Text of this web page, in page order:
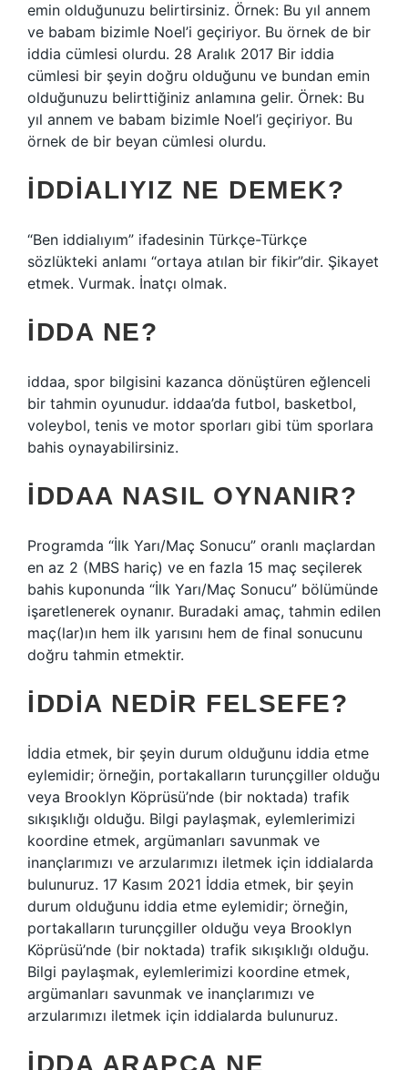
emin olduğunuzu belirtirsiniz. Örnek: Bu yıl annem
ve babam bizimle Noel’i geçiriyor. Bu örnek de bir
iddia cümlesi olurdu. 28 Aralık 2017 Bir iddia
cümlesi bir şeyin doğru olduğunu ve bundan emin
olduğunuzu belirttiğiniz anlamına gelir. Örnek: Bu
yıl annem ve babam bizimle Noel’i geçiriyor. Bu
örnek de bir beyan cümlesi olurdu.
İDDIALIYIZ NE DEMEK?
“Ben iddialıyım” ifadesinin Türkçe-Türkçe
sözlükteki anlamı “ortaya atılan bir fikir”dir. Şikayet
etmek. Vurmak. İnatçı olmak.
İDDA NE?
iddaa, spor bilgisini kazanca dönüştüren eğlenceli
bir tahmin oyunudur. iddaa’da futbol, ​​basketbol, ​​
voleybol, tenis ve motor sporları gibi tüm sporlara
bahis oynayabilirsiniz.
İDDAA NASIL OYNANIR?
Programda “İlk Yarı/Maç Sonucu” oranlı maçlardan
en az 2 (MBS hariç) ve en fazla 15 maç seçilerek
bahis kuponunda “İlk Yarı/Maç Sonucu” bölümünde
işaretlenerek oynanır. Buradaki amaç, tahmin edilen
maç(lar)ın hem ilk yarısını hem de final sonucunu
doğru tahmin etmektir.
İDDIA NEDIR FELSEFE?
İddia etmek, bir şeyin durum olduğunu iddia etme
eylemidir; örneğin, portakalların turunçgiller olduğu
veya Brooklyn Köprüsü’nde (bir noktada) trafik
sıkışıklığı olduğu. Bilgi paylaşmak, eylemlerimizi
koordine etmek, argümanları savunmak ve
inançlarımızı ve arzularımızı iletmek için iddialarda
bulunuruz. 17 Kasım 2021 İddia etmek, bir şeyin
durum olduğunu iddia etme eylemidir; örneğin,
portakalların turunçgiller olduğu veya Brooklyn
Köprüsü’nde (bir noktada) trafik sıkışıklığı olduğu.
Bilgi paylaşmak, eylemlerimizi koordine etmek,
argümanları savunmak ve inançlarımızı ve
arzularımızı iletmek için iddialarda bulunuruz.
İDDA ARAPÇA NE